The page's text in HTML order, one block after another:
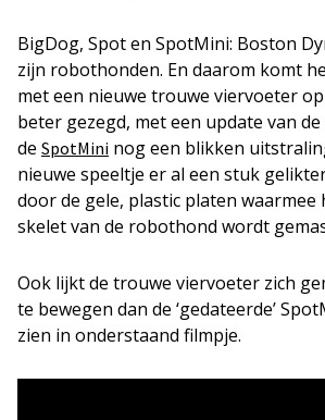
BigDog, Spot en SpotMini: Boston
zijn robothonden. En daarom komt
met een nieuwe trouwe viervoeter
beter gezegd, met een update van
de SpotMini nog een blikken
nieuwe speeltje er al een stuk
door de gele, plastic platen waarmee
skelet van de robothond wordt
Ook lijkt de trouwe viervoeter zich
te bewegen dan de ‘gedateerde’
zien in onderstaand filmpje.